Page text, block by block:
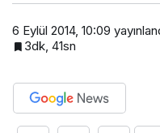
6 Eylül 2014, 10:09
3dk, 41sn